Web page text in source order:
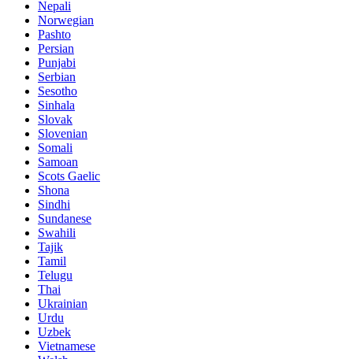
Nepali
Norwegian
Pashto
Persian
Punjabi
Serbian
Sesotho
Sinhala
Slovak
Slovenian
Somali
Samoan
Scots Gaelic
Shona
Sindhi
Sundanese
Swahili
Tajik
Tamil
Telugu
Thai
Ukrainian
Urdu
Uzbek
Vietnamese